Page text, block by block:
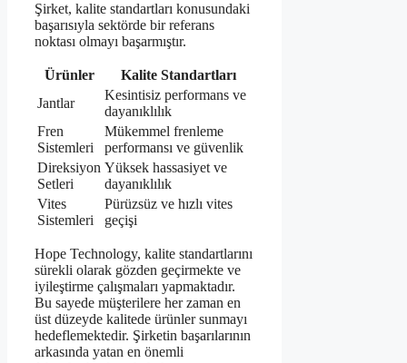
Şirket, kalite standartları konusundaki
başarısıyla sektörde bir referans
noktası olmayı başarmıştır.
Ürünler
Kalite Standartları
Jantlar
Kesintisiz performans ve
dayanıklılık
Fren
Sistemleri
Mükemmel frenleme
performansı ve güvenlik
Direksiyon
Setleri
Yüksek hassasiyet ve
dayanıklılık
Vites
Sistemleri
Pürüzsüz ve hızlı vites
geçişi
Hope Technology, kalite standartlarını
sürekli olarak gözden geçirmekte ve
iyileştirme çalışmaları yapmaktadır.
Bu sayede müşterilere her zaman en
üst düzeyde kalitede ürünler sunmayı
hedeflemektedir. Şirketin başarılarının
arkasında yatan en önemli